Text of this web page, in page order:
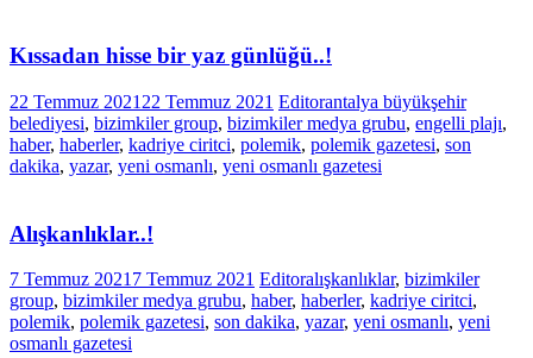
Kıssadan hisse bir yaz günlüğü..!
22 Temmuz 2021 22 Temmuz 2021 Editorantalya büyükşehir
belediyesi, bizimkiler group, bizimkiler medya grubu, engelli plajı,
haber, haberler, kadriye ciritci, polemik, polemik gazetesi, son
dakika, yazar, yeni osmanlı, yeni osmanlı gazetesi
Alışkanlıklar..!
7 Temmuz 2021 7 Temmuz 2021 Editoralışkanlıklar, bizimkiler
group, bizimkiler medya grubu, haber, haberler, kadriye ciritci,
polemik, polemik gazetesi, son dakika, yazar, yeni osmanlı, yeni
osmanlı gazetesi